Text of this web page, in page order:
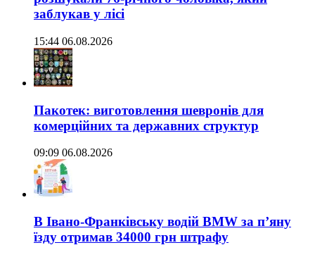
заблукав у лісі
15:44 06.08.2026
Пакотек: виготовлення шевронів для
комерційних та державних структур
09:09 06.08.2026
В Івано-Франківську водій BMW за п’яну
їзду отримав 34000 грн штрафу